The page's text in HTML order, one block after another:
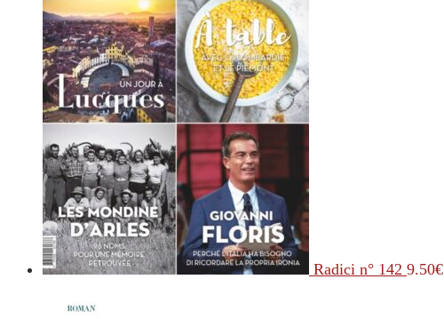
Radici n° 142 9.50€